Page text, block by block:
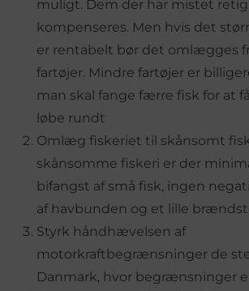
muligt. Dem der har mistet
kompenseres. Men hvis det
er rentabelt bør det omlægges
fartøjer. Mindre fartøjer er
man skal fange færre fisk for at
løbe rundt
Omlæg fiskeriet til skånsomt
skånsomme fiskeri er der
bifangst af små fisk, ingen
af havbunden og et lille
Styrk håndhævelsen af
motorkraftbegrænsninger de
Danmark, hvor begrænsninger